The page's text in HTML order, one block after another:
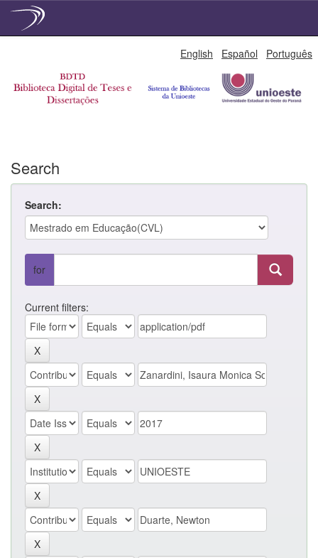
English Español Português
Search
Search:
for
Current filters: